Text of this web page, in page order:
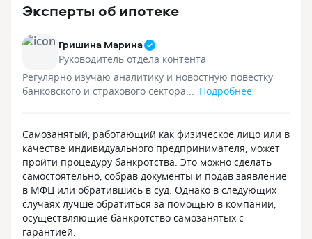
Эксперты об ипотеке
Гришина Марина
Руководитель отдела контента
Регулярно изучаю аналитику и новостную повестку
банковского и страхового сектора... Подробнее
Самозанятый, работающий как физическое лицо или в
качестве индивидуального предпринимателя, может
пройти процедуру банкротства. Это можно сделать
самостоятельно, собрав документы и подав заявление
в МФЦ или обратившись в суд. Однако в следующих
случаях лучше обратиться за помощью в компании,
осуществляющие банкротство самозанятых с
гарантией: